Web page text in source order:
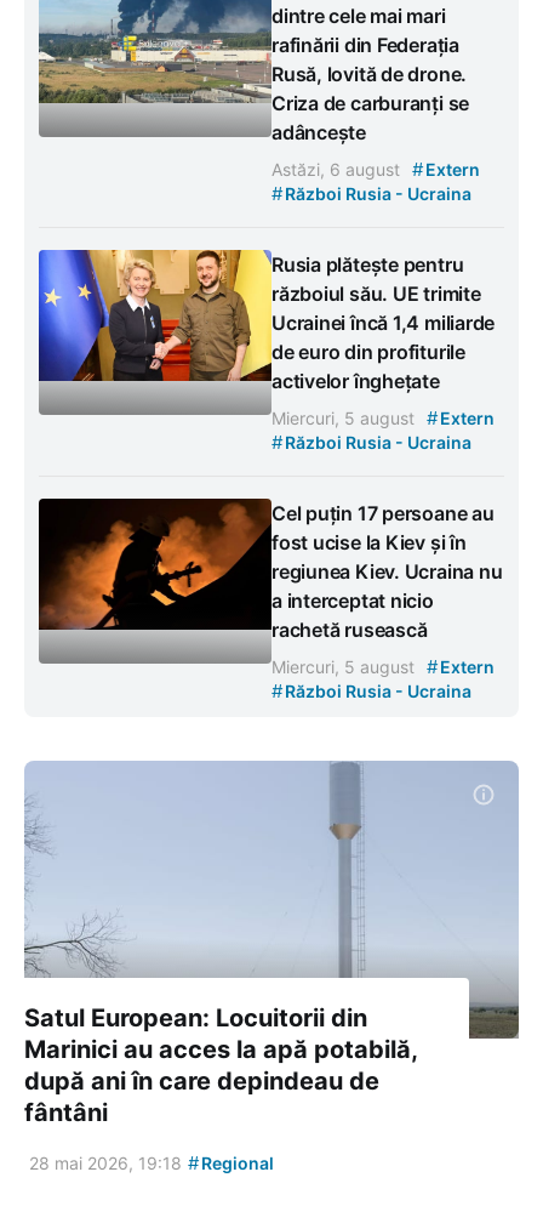
dintre cele mai mari
rafinării din Federația
Rusă, lovită de drone.
Criza de carburanți se
adâncește
Astăzi, 6 august #Extern
#Război Rusia - Ucraina
Rusia plătește pentru
războiul său. UE trimite
Ucrainei încă 1,4 miliarde
de euro din profiturile
activelor înghețate
Miercuri, 5 august #Extern
#Război Rusia - Ucraina
Cel puțin 17 persoane au
fost ucise la Kiev și în
regiunea Kiev. Ucraina nu
a interceptat nicio
rachetă rusească
Miercuri, 5 august #Extern
#Război Rusia - Ucraina
Satul European: Locuitorii din
Marinici au acces la apă potabilă,
după ani în care depindeau de
fântâni
28 mai 2026, 19:18 #Regional